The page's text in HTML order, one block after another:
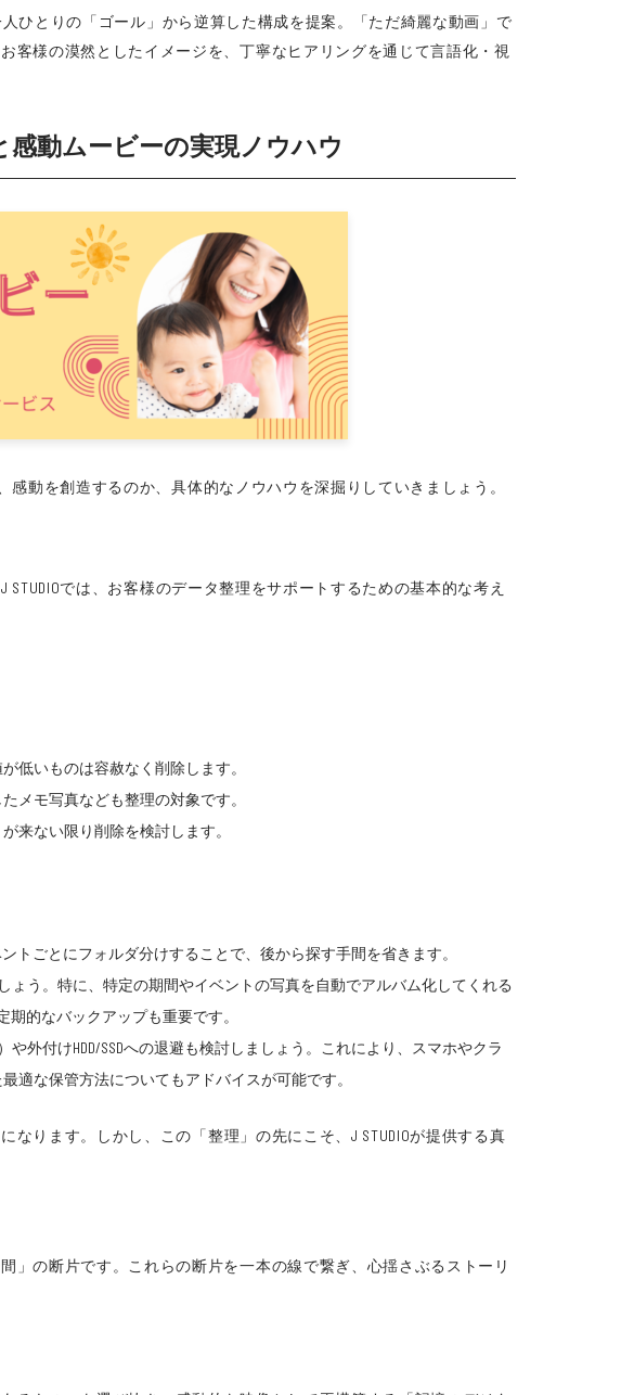
ひとりの「ゴール」から逆算した構成を提案。「ただ綺麗な動画」で
客様の漠然としたイメージを、丁寧なヒアリングを通じて言語化・視
感動ムービーの実現ノウハウ
動を創造するのか、具体的なノウハウを深掘りしていきましょう。
では、お客様のデータ整理をサポートするための基本的な考え
低いものは容赦なく削除します。
メモ写真なども整理の対象です。
来ない限り削除を検討します。
トごとにフォルダ分けすることで、後から探す手間を省きます。
ょう。特に、特定の期間やイベントの写真を自動でアルバム化してくれる
的なバックアップも重要です。
外付けHDD/SSDへの退避も検討しましょう。これにより、スマホやクラ
適な保管方法についてもアドバイスが可能です。
なります。しかし、この「整理」の先にこそ、J STUDIOが提供する真
の断片です。これらの断片を一本の線で繋ぎ、心揺さぶるストーリ